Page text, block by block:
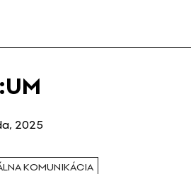
2025
KOMUNIKÁCIA